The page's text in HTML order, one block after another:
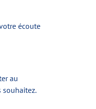
écoute
au
souhaitez.